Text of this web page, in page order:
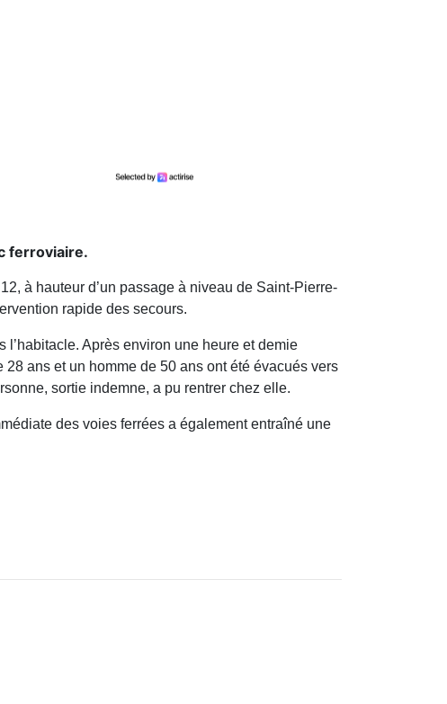
ferroviaire.
à hauteur d’un passage à niveau de Saint-Pierre-
rapide des secours.
Après environ une heure et demie
ans et un homme de 50 ans ont été évacués vers
sortie indemne, a pu rentrer chez elle.
des voies ferrées a également entraîné une